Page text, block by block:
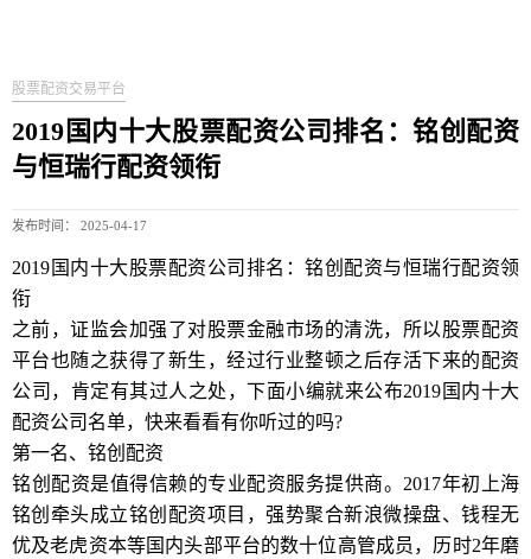
股票配资交易平台
2019国内十大股票配资公司排名：铭创配资
与恒瑞行配资领衔
发布时间： 2025-04-17
2019国内十大股票配资公司排名：铭创配资与恒瑞行配资领
衔
之前，证监会加强了对股票金融市场的清洗，所以股票配资
平台也随之获得了新生，经过行业整顿之后存活下来的配资
公司，肯定有其过人之处，下面小编就来公布2019国内十大
配资公司名单，快来看看有你听过的吗?
第一名、铭创配资
铭创配资是值得信赖的专业配资服务提供商。2017年初上海
铭创牵头成立铭创配资项目，强势聚合新浪微操盘、钱程无
优及老虎资本等国内头部平台的数十位高管成员，历时2年磨